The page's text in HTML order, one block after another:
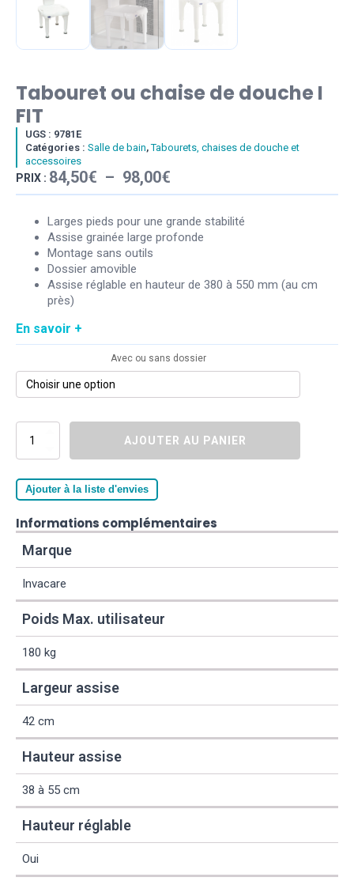
Tabouret ou chaise de douche I
FIT
UGS : 9781E
Catégories : Salle de bain,Tabourets, chaises de douche et
accessoires
PRIX : 84,50€ – 98,00€
de
prix :
84,50€
Larges pieds pour une grande stabilité
Assise grainée large profonde
Montage sans outils
Dossier amovible
Assise réglable en hauteur de 380 à 550 mm (au cm
près)
En savoir +
Avec ou sans dossier
quantité
Tabouret
chaise
de
I
FIT
AJOUTER AU PANIER
Ajouter à la liste d'envies
Informations complémentaires
Marque
Invacare
Poids Max. utilisateur
180 kg
Largeur assise
42 cm
Hauteur assise
38 à 55 cm
Hauteur réglable
Oui